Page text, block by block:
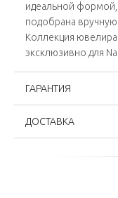
идеальной
подобрана
Коллекция
эксклюзивно для
ГАРАНТИЯ
ДОСТАВКА